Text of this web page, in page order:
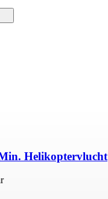
Helikoptervlucht